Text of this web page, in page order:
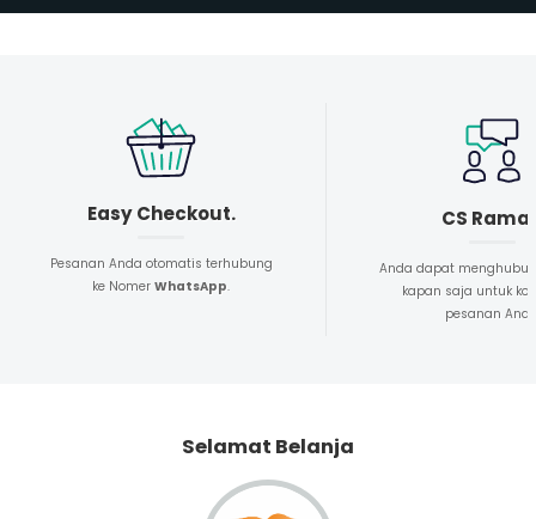
Easy Checkout.
Pesanan Anda otomatis terhubung
ke NomerWhatsApp.
CS
Anda dapat
kapan saja untuk
pesanan
Selamat Belanja